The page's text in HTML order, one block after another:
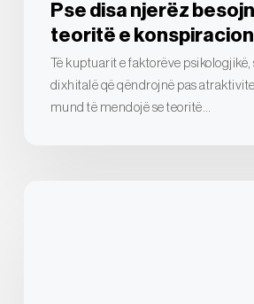
Pse disa njerëz
teoritë e
Të kuptuarit e faktorëve
dixhitalë që qëndrojnë pas
mund të mendojë se teoritë…